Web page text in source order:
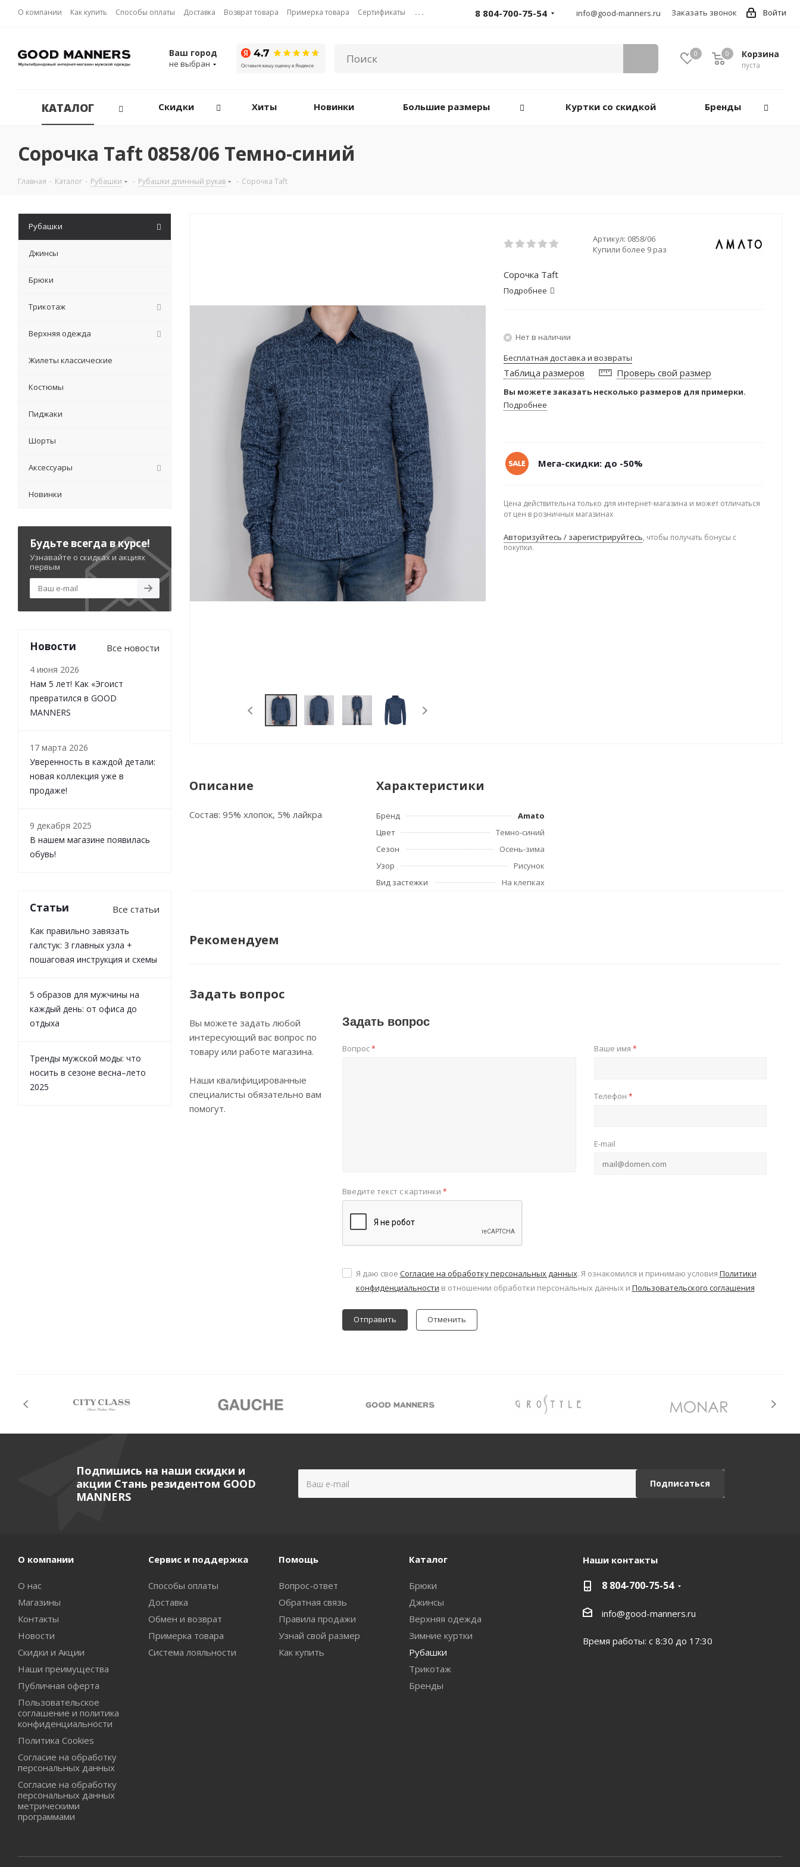
О компании Как купить Способы оплаты Доставка Возврат товара Примерка товара Сертификаты ... Войти
8 804-700-75-54 info@good-manners.ru Заказать звонок
Ваш город
не выбран
0 Корзина
пуста
0
КАТАЛОГ Скидки Хиты Новинки Большие размеры Куртки со скидкой Бренды
Сорочка Taft 0858/06 Темно-синий
Главная - Каталог - Рубашки - Рубашки длинный рукав - Сорочка Taft
Артикул: 0858/06
Купили более 9 раз
Сорочка Taft
Подробнее
Нет в наличии
Бесплатная доставка и возвраты
Таблица размеров Проверь свой размер
Вы можете заказать несколько размеров для примерки.
Подробнее
Мега-скидки: до -50%
Цена действительна только для интернет-магазина и может отличаться
от цен в розничных магазинах
Авторизуйтесь / зарегистрируйтесь, чтобы получать бонусы с
покупки.
Описание
Состав: 95% хлопок, 5% лайкра
Характеристики
Бренд
Amato
Цвет
Темно-синий
Сезон
Осень-зима
Узор
Рисунок
Вид застежки
На клепках
Рекомендуем
Задать вопрос
Вы можете задать любой
интересующий вас вопрос по
товару или работе магазина.
Наши квалифицированные
специалисты обязательно вам
помогут.
Задать вопрос
Вопрос* Ваше имя *
Телефон *
E-mail
Введите текст с картинки *
Я даю свое Согласие на обработку персональных данных. Я ознакомился и принимаю условия Политики
конфиденциальности в отношении обработки персональных данных и Пользовательского соглашения
Отменить
Рубашки
Джинсы
Брюки
Трикотаж
Верхняя одежда
Жилеты классические
Костюмы
Пиджаки
Шорты
Аксессуары
Новинки
Будьте всегда в курсе!
Узнавайте о скидках и акциях
первым
Новости Все новости
4 июня 2026
Нам 5 лет! Как «Эгоист
превратился в GOOD
MANNERS
17 марта 2026
Уверенность в каждой детали:
новая коллекция уже в
продаже!
9 декабря 2025
В нашем магазине появилась
обувь!
Статьи Все статьи
Как правильно завязать
галстук: 3 главных узла +
пошаговая инструкция и схемы
5 образов для мужчины на
каждый день: от офиса до
отдыха
Тренды мужской моды: что
носить в сезоне весна–лето
2025
Подпишись на наши скидки и
акции Стань резидентом GOOD
MANNERS
О компании
О нас
Магазины
Контакты
Новости
Скидки и Акции
Наши преимущества
Публичная оферта
Пользовательское
соглашение и политика
конфиденциальности
Политика Cookies
Согласие на обработку
персональных данных
Согласие на обработку
персональных данных
метрическими
программами
Сервис и поддержка
Способы оплаты
Доставка
Обмен и возврат
Примерка товара
Система лояльности
Помощь
Вопрос-ответ
Обратная связь
Правила продажи
Узнай свой размер
Как купить
Каталог
Брюки
Джинсы
Верхняя одежда
Зимние куртки
Рубашки
Трикотаж
Бренды
Наши контакты
8 804-700-75-54
info@good-manners.ru
Время работы: с 8:30 до 17:30